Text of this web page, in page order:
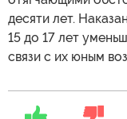
десяти лет.
15 до 17 лет
связи с их юным